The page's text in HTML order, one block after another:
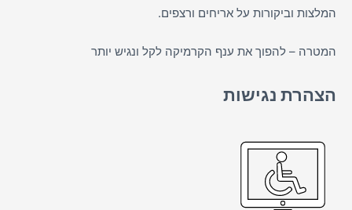
המלצות וביקורות על אריחים ורצפים.
המטרה – להפוך את ענף הקרמיקה לקל ונגיש יותר
הצהרת נגישות